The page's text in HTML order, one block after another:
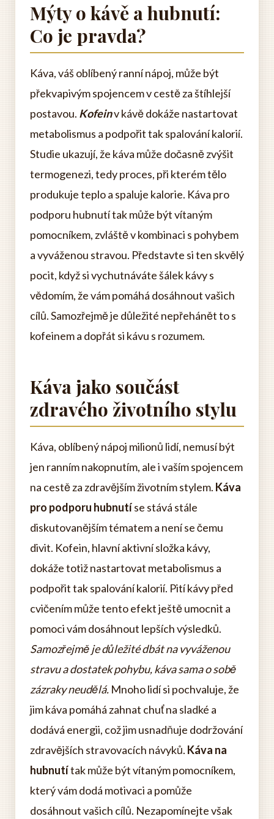
Mýty o kávě a hubnutí:
Co je pravda?
Káva, váš oblíbený ranní nápoj, může být
překvapivým spojencem v cestě za štíhlejší
postavou. Kofeinv kávě dokáže nastartovat
metabolismus a podpořit tak spalování kalorií.
Studie ukazují, že káva může dočasně zvýšit
termogenezi, tedy proces, při kterém tělo
produkuje teplo a spaluje kalorie. Káva pro
podporu hubnutí tak může být vítaným
pomocníkem, zvláště v kombinaci s pohybem
a vyváženou stravou. Představte si ten skvělý
pocit, když si vychutnáváte šálek kávy s
vědomím, že vám pomáhá dosáhnout vašich
cílů. Samozřejmě je důležité nepřehánět to s
kofeinem a dopřát si kávu s rozumem.
Káva jako součást
zdravého životního stylu
Káva, oblíbený nápoj milionů lidí, nemusí být
jen ranním nakopnutím, ale i vaším spojencem
na cestě za zdravějším životním stylem. Káva
pro podporu hubnutíse stává stále
diskutovanějším tématem a není se čemu
divit. Kofein, hlavní aktivní složka kávy,
dokáže totiž nastartovat metabolismus a
podpořit tak spalování kalorií. Pití kávy před
cvičením může tento efekt ještě umocnit a
pomoci vám dosáhnout lepších výsledků.
Samozřejmě je důležité dbát na vyváženou
stravu a dostatek pohybu, káva sama o sobě
zázraky neudělá. Mnoho lidí si pochvaluje, že
jim káva pomáhá zahnat chuť na sladké a
dodává energii, což jim usnadňuje dodržování
zdravějších stravovacích návyků. Káva na
hubnutítak může být vítaným pomocníkem,
který vám dodá motivaci a pomůže
dosáhnout vašich cílů. Nezapomínejte však